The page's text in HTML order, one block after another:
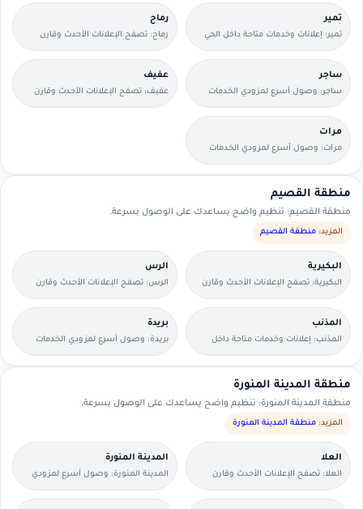
تمير
تمير: إعلانات وخدمات متاحة داخل الحي
مع وسائل تواصل مباشرة.
رماح
رماح: تصفح الإعلانات الأحدث وقارن
التفاصيل بسرعة.
ساجر
ساجر: وصول أسرع لمزودي الخدمات
القريبين منك.
عفيف
عفيف: تصفح الإعلانات الأحدث وقارن
التفاصيل بسرعة.
مرات
مرات: وصول أسرع لمزودي الخدمات
القريبين منك.
منطقة القصيم
منطقة القصيم: تنظيم واضح يساعدك على الوصول بسرعة.
المزيد: منطقة القصيم
البكيرية
البكيرية: تصفح الإعلانات الأحدث وقارن
التفاصيل بسرعة.
الرس
الرس: تصفح الإعلانات الأحدث وقارن
التفاصيل بسرعة.
المذنب
المذنب: إعلانات وخدمات متاحة داخل
الحي مع وسائل تواصل مباشرة.
بريدة
بريدة: وصول أسرع لمزودي الخدمات
القريبين منك.
منطقة المدينة المنورة
منطقة المدينة المنورة: تنظيم واضح يساعدك على الوصول بسرعة.
المزيد: منطقة المدينة المنورة
العلا
العلا: تصفح الإعلانات الأحدث وقارن
التفاصيل بسرعة.
المدينة المنورة
المدينة المنورة: وصول أسرع لمزودي
الخدمات القريبين منك.